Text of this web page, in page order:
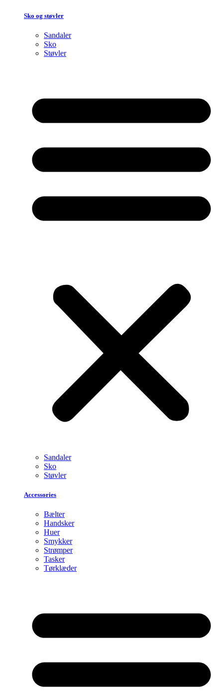
Sko og støvler
Sandaler
Sko
Støvler
Sandaler
Sko
Støvler
Accessories
Bælter
Handsker
Huer
Smykker
Strømper
Tasker
Tørklæder